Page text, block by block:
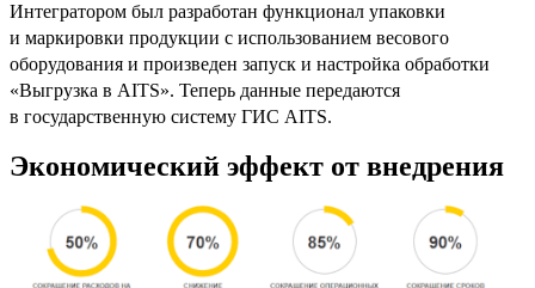
Интегратором был разработан функционал упаковки
и маркировки продукции с использованием весового
оборудования и произведен запуск и настройка обработки
«Выгрузка в AITS». Теперь данные передаются
в государственную систему ГИС AITS.
Экономический эффект от внедрения